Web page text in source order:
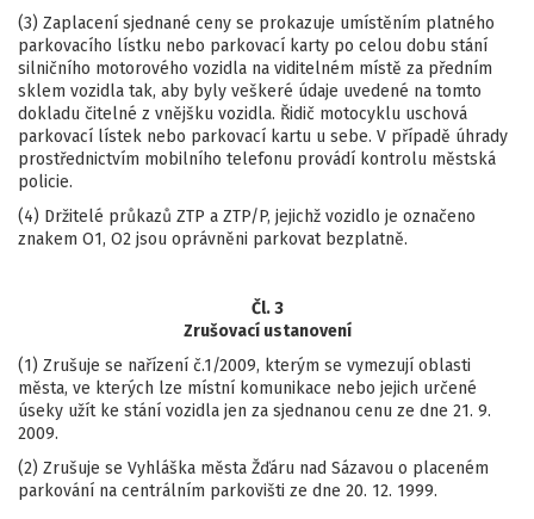
(3) Zaplacení sjednané ceny se prokazuje umístěním platného
parkovacího lístku nebo parkovací karty po celou dobu stání
silničního motorového vozidla na viditelném místě za předním
sklem vozidla tak, aby byly veškeré údaje uvedené na tomto
dokladu čitelné z vnějšku vozidla. Řidič motocyklu uschová
parkovací lístek nebo parkovací kartu u sebe. V případě úhrady
prostřednictvím mobilního telefonu provádí kontrolu městská
policie.
(4) Držitelé průkazů ZTP a ZTP/P, jejichž vozidlo je označeno
znakem O1, O2 jsou oprávněni parkovat bezplatně.
Čl. 3
Zrušovací ustanovení
(1) Zrušuje se nařízení č.1/2009, kterým se vymezují oblasti
města, ve kterých lze místní komunikace nebo jejich určené
úseky užít ke stání vozidla jen za sjednanou cenu ze dne 21. 9.
2009.
(2) Zrušuje se Vyhláška města Žďáru nad Sázavou o placeném
parkování na centrálním parkovišti ze dne 20. 12. 1999.